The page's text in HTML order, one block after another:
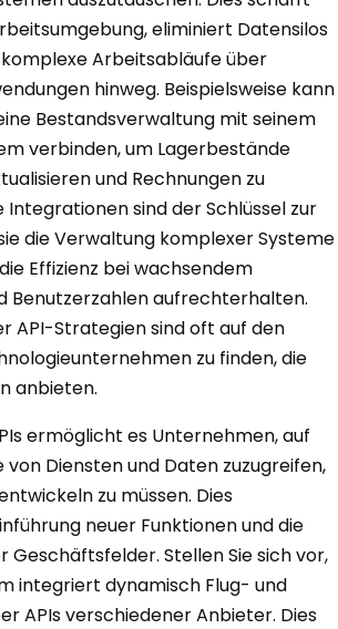
eliminiert Datensilos
Arbeitsabläufe über
hinweg. Beispielsweise kann
Bestandsverwaltung mit seinem
verbinden, um Lagerbestände
und Rechnungen zu
Integrationen sind der Schlüssel zur
die Verwaltung komplexer Systeme
Effizienz bei wachsendem
Benutzerzahlen aufrechterhalten.
API-Strategien sind oft auf den
zu finden, die
anbieten.
ermöglicht es Unternehmen, auf
Diensten und Daten zuzugreifen,
zu müssen. Dies
neuer Funktionen und die
Geschäftsfelder. Stellen Sie sich vor,
integriert dynamisch Flug- und
APIs verschiedener Anbieter. Dies